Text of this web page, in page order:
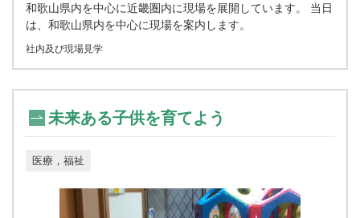
和歌山県内を中心に近畿圏内に現場を展開しています。 当日
は、和歌山県内を中心に現場を案内します。
社内及び現場見学
未来ある子供を育てよう
医療，福祉